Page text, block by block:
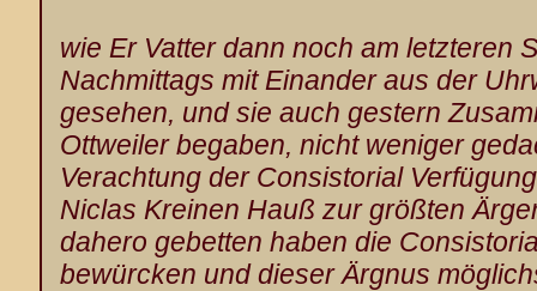
wie Er Vatter dann noch am letzteren
Nachmittags mit Einander aus der
gesehen, und sie auch gestern
Ottweilerbegaben, nicht weniger
Verachtung der Consistorial
Niclas Kreinen Hauß zur größten
dahero gebetten haben die
bewürcken und dieser Ärgnus